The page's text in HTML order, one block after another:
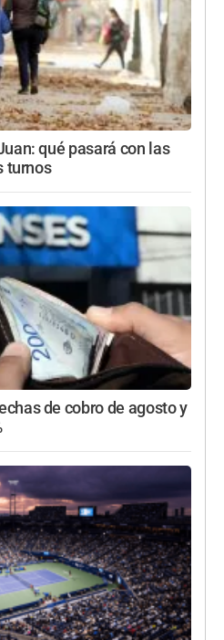
qué pasará con las
turnos
de cobro de agosto y